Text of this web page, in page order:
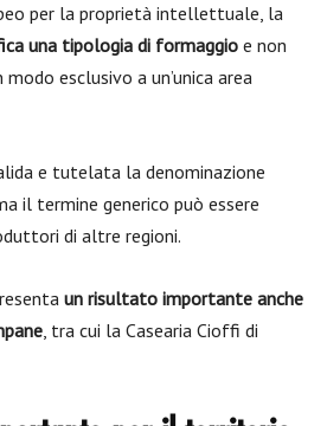
per la proprietà intellettuale, la
una tipologia di formaggio e non
esclusivo a un’unica area
e tutelata la denominazione
il termine generico può essere
di altre regioni.
un risultato importante anche
, tra cui la Casearia Cioffi di